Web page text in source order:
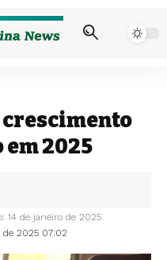
crescimento
em 2025
de 2025 07:02
14 de janeiro de 2025